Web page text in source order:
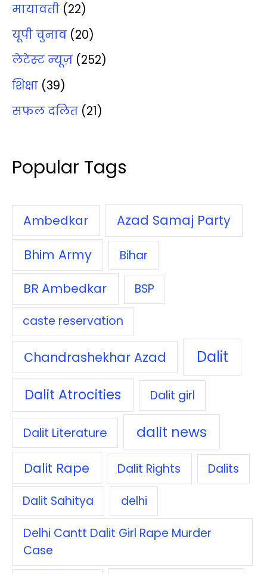
मायावती (22)
यूपी चुनाव (20)
लेटेस्‍ट न्‍यूज़ (252)
शिक्षा (39)
सफल दलित (21)
Popular Tags
Ambedkar
Azad Samaj Party
Bhim Army
Bihar
BR Ambedkar
BSP
caste reservation
Chandrashekhar Azad Dalit
Dalit Atrocities Dalit girl
Dalit Literature dalit news
Dalit Rape Dalit Rights Dalits
Dalit Sahitya delhi
Delhi Cantt Dalit Girl Rape Murder
Case